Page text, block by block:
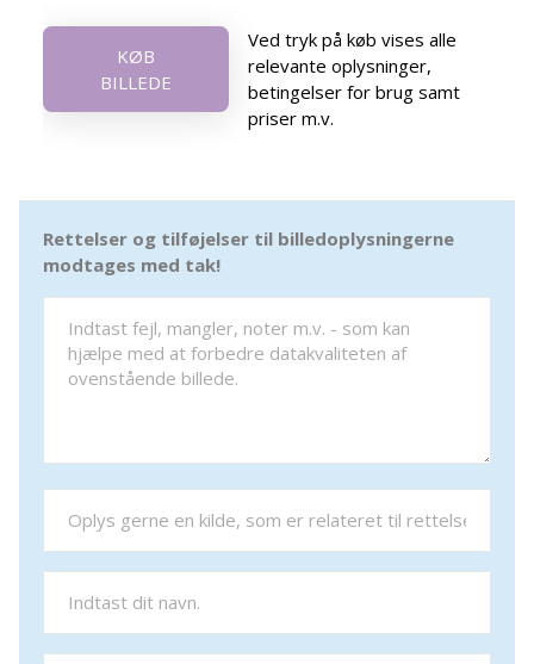
KØB
BILLEDE
Ved tryk på køb vises alle
relevante oplysninger,
betingelser for brug samt
priser m.v.
Rettelser og tilføjelser til billedoplysningerne
modtages med tak!